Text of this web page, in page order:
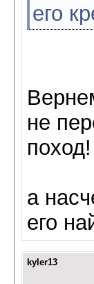
его
не
а
его
kyler13